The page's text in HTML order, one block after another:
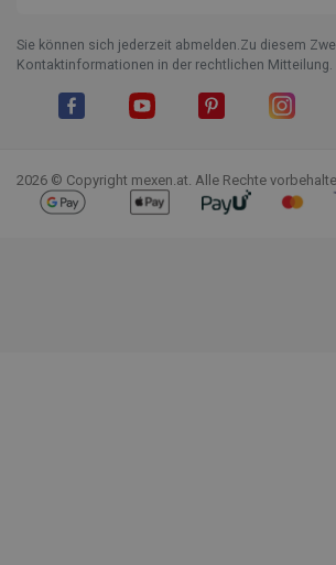
Sie können sich jederzeit abmelden.Zu diesem
Kontaktinformationen in der rechtlichen Mitteilung.
2026 © Copyright mexen.at. Alle Rechte